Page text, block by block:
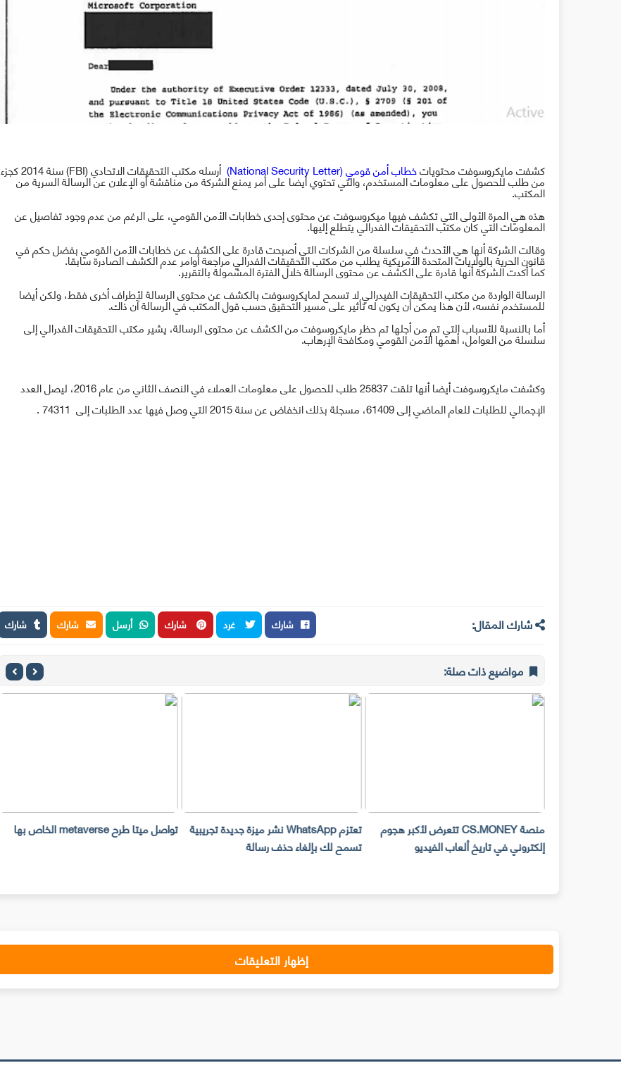
كشفت مايكروسوفت محتوياتخطاب أمن قومي (National Security Letter
) أرسله مكتب التحقيقات الاتحادي (FBI ) سنة 2014 كجزءمن طلب للحصول على معلومات المستخدم، والتي تحتوي أيضا على أمر يمنع الشركة من مناقشة أو الإعلان عن الرسالة السرية من
المكتب.
هذه هي المرة الأولى التي تكشف فيها ميكروسوفت عن محتوى إحدى خطابات الأمن القومي، على الرغم من عدم وجود تفاصيل عن
المعلومات التي كان مكتب التحقيقات الفدرالي يتطلع إليها.
وقالت الشركة أنهاهي الأحدث في سلسلة من الشركات التي أصبحت قادرة على الكشف عن خطابات الأمن القومي بفضل حكم في
قانون الحرية بالولايات المتحدة الأمريكية يطلب من مكتب التحقيقات الفدرالي مراجعة أوامر عدم الكشف الصادرة سابقا.
كما أكدت الشركة أنها قادرة على الكشف عن محتوى الرسالة خلال الفترة المشمولة بالتقرير.
الرسالة الواردة من مكتب التحقيقات الفيدرالي لا تسمح لمايكروسوفت بالكشف عن محتوى الرسالة لأطراف أخرى فقط، ولكن أيضا
للمستخدم نفسه، لأن هذا يمكن أن يكون له تأثير على مسير التحقيقحسب قول المكتب في الرسالة آن ذاك.
أما بالنسبة للأسباب التي تم من أجلها تم حظر مايكروسوفت من الكشف عن محتوى الرسالة، يشير مكتب التحقيقات الفدرالي إلى
سلسلة من العوامل، أهمها الأمن القومي ومكافحة الإرهاب.
وكشفت مايكروسوفت أيضا أنها تلقت25837
طلب للحصول على معلومات العملاء في النصف الثاني من عام 2016، ليصل العدد
الإجمالي للطلبات للعام الماضي إلى 61409، مسجلة بذلك انخفاض عن سنة 2015 التي وصل فيها عدد الطلبات إلى
74311 .
شارك المقال: شارك غرد شارك أرسل شارك شارك
مواضيع ذات صلة:
منصة CS.MONEY تتعرض لأكبر هجوم
إلكتروني في تاريخ ألعاب الفيديو
تعتزم WhatsApp نشر ميزة جديدة تجريبية
تسمح لك بإلغاء حذف رسالة
تواصل ميتا طرح metaverse الخاص بها
إظهار التعليقات